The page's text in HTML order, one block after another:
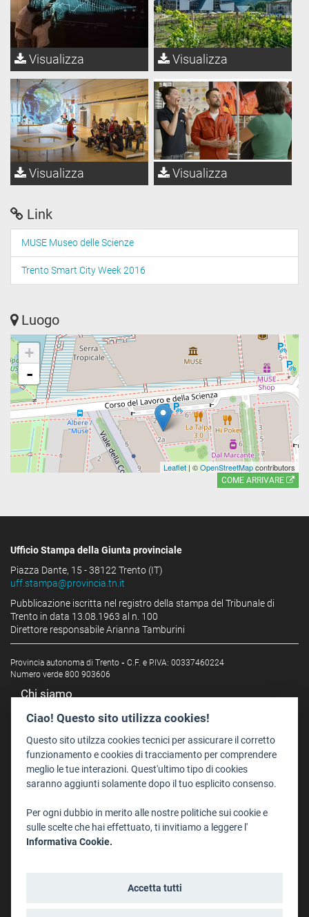
Visualizza Visualizza
Visualizza Visualizza
Link
MUSE Museo delle Scienze
Trento Smart City Week 2016
Luogo
+
-
Leaflet | ©OpenStreetMapcontributors
COME ARRIVARE
Ufficio Stampa della Giunta provinciale
Piazza Dante, 15 - 38122 Trento (IT)
uff.stampa@provincia.tn.it
Pubblicazione iscritta nel registro della stampa del Tribunale di
Trento in data 13.08.1963 al n. 100
Direttore responsabile Arianna Tamburini
Provincia autonoma di Trento - C.F. e P.IVA: 00337460224
Numero verde 800 903606
Chi siamo
Redazione
Staff
Format - Centro Audiovisivi
Trentino Film Commission
Dove Siamo
Struttura di riferimento
Ciao! Questo sito utilizza cookies!
Questo sito utilzza cookies tecnici per assicurare il corretto
funzionamento e cookies di tracciamento per comprendere
meglio le tue interazioni. Quest'ultimo tipo di cookies
saranno aggiunti solamente dopo il tuo esplicito consenso.
Per ogni dubbio in merito alle nostre politiche sui cookie e
sulle scelte che hai effettuato, ti invitiamo a leggere l'
Informativa Cookie.
Accetta tutti